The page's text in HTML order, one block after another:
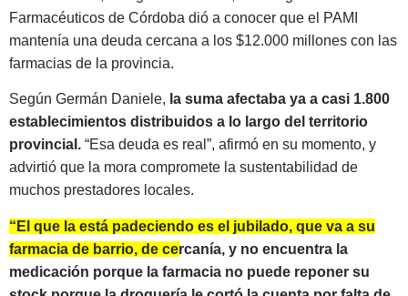
Farmacéuticos de Córdoba dió a conocer que el PAMI
mantenía una deuda cercana a los $12.000 millones con las
farmacias de la provincia.
Según Germán Daniele, la suma afectaba ya a casi 1.800
establecimientos distribuidos a lo largo del territorio
provincial. “Esa deuda es real”, afirmó en su momento, y
advirtió que la mora compromete la sustentabilidad de
muchos prestadores locales.
“El que la está padeciendo es el jubilado, que va a su
farmacia de barrio, de cercanía, y no encuentra la
medicación porque la farmacia no puede reponer su